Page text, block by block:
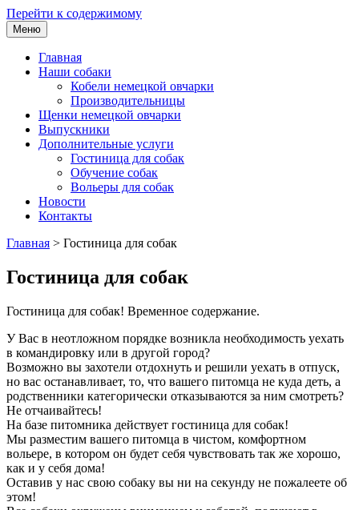
Перейти к содержимому
Меню
Главная
Наши собаки
Кобели немецкой овчарки
Производительницы
Щенки немецкой овчарки
Выпускники
Дополнительные услуги
Гостиница для собак
Обучение собак
Вольеры для собак
Новости
Контакты
Главная > Гостиница для собак
Гостиница для собак
Гостиница для собак! Временное содержание.
У Вас в неотложном порядке возникла необходимость уехать
в командировку или в другой город?
Возможно вы захотели отдохнуть и решили уехать в отпуск,
но вас останавливает, то, что вашего питомца не куда деть, а
родственники категорически отказываются за ним смотреть?
Не отчаивайтесь!
На базе питомника действует гостиница для собак!
Мы разместим вашего питомца в чистом, комфортном
вольере, в котором он будет себя чувствовать так же хорошо,
как и у себя дома!
Оставив у нас свою собаку вы ни на секунду не пожалеете об
этом!